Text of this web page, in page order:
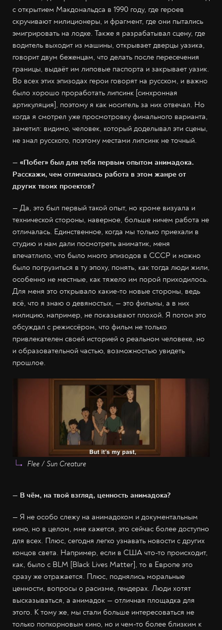
с открытием Макдональдса в 1990 году, где героев
скручивают милиционеры, и фрагмент, где они пытались
эмигрировать на лодке. Также я разрабатывал сцену, где
водитель выходит из машины, открывает дверцы уазика,
говорит двум беженцам, что делать после пересечения
границы, выдаёт им липовые паспорта и закрывает уазик.
Во всех этих эпизодах герои говорят на русском, и важно
было хорошо проработать липсинк [синхронная
артикуляция], поэтому я как носитель за них отвечал. Но
когда я смотрел уже просмотровку финального варианта,
заметил: видимо, человек, который доделывал эти сцены,
не знал русского, поэтому местами липсинк не точный.
— «Побег» был для тебя первым опытом анимадока.
Расскажи, чем отличалась работа в этом жанре от
других твоих проектов?
— Да, это был первый такой опыт, но кроме визуала и
технической стороны, наверное, больше ничем работа не
отличалась. Единственное, когда мы только приехали в
студию и нам дали посмотреть аниматик, меня
впечатлило, что было много эпизодов в СССР и можно
было погрузиться в ту эпоху, понять, как тогда люди жили,
особенно не местные, как тяжело им порой приходилось.
Для меня это открывало какие-то новые стороны, ведь
всё, что я знаю о девяностых, — это фильмы, а в них
милицию, например, не показывают плохой. Я потом это
обсуждал с режиссёром, что фильм не только
привлекателен своей историей о реальном человеке, но
и образовательной частью, возможностью увидеть
прошлое.
Flee / Sun Creature
— В чём, на твой взгляд, ценность анимадока?
— Я не особо слежу на анимадоком и документальным
кино, но в целом, мне кажется, это сейчас более доступно
для всех. Плюс, сегодня легко узнавать новости с других
концов света. Например, если в США что-то происходит,
как, было с BLM [Black Lives Matter], то в Европе это
сразу же отражается. Плюс, поднялись моральные
ценности, вопросы о расизме, гендерах. Люди хотят
высказываться, а анимадок — отличная площадка для
этого. К тому же, мы стали больше интересоваться не
только попкорновым кино, но и чем-то более близким к